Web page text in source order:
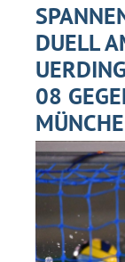
DUELL
08